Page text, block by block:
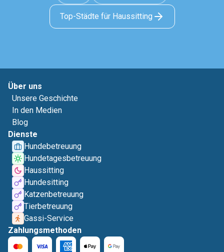
Top-Städte für Haussitting
Über uns
Unsere Geschichte
In den Medien
Blog
Dienste
Hundebetreuung
Hundetagesbetreuung
Haussitting
Hundesitting
Katzenbetreuung
Tierbetreuung
Gassi-Service
Zahlungsmethoden